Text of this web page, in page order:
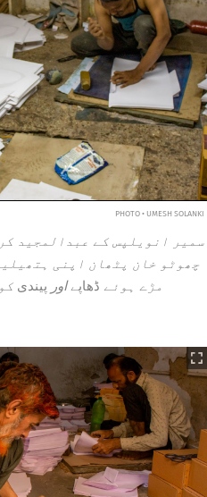
PHOTO • UMESH SOLANKI
سمیر انویلپس کے عبدالمجید
چھوٹو خان پٹھان اپنی
مڑے ہوئے ڈھاپےاور پیندی